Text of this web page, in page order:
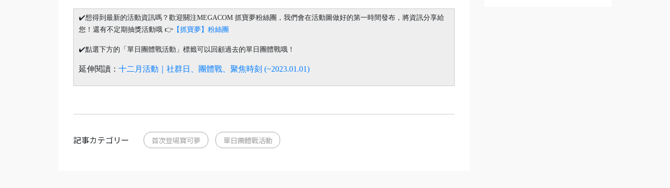
✔️想得到最新的活動資訊嗎？歡迎關注MEGACOM 抓寶夢粉絲團，我們會在活動圖做好的第一時間發布，將資訊分享給
您！還有不定期抽獎活動哦 👉 【抓寶夢】粉絲團
✔️點選下方的「單日團體戰活動」標籤可以回顧過去的單日團體戰哦！
延伸閱讀： 十二月活動｜社群日、團體戰、聚焦時刻 (~2023.01.01)
記事カテゴリー 首次登場寶可夢 單日團體戰活動